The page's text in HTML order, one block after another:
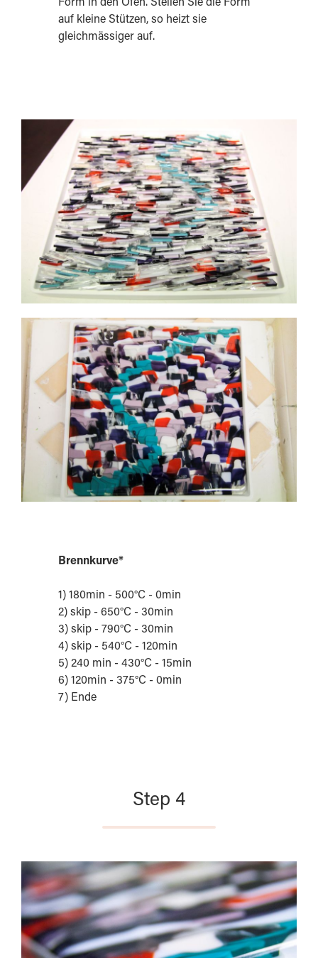
Form in den Ofen. Stellen Sie die Form
auf kleine Stützen, so heizt sie
gleichmässiger auf.
Brennkurve*
1) 180min - 500°C - 0min
2) skip - 650°C - 30min
3) skip - 790°C - 30min
4) skip - 540°C - 120min
5) 240 min - 430°C - 15min
6) 120min - 375°C - 0min
7) Ende
Step 4